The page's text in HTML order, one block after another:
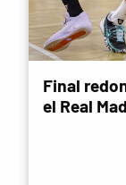
Final
el Real